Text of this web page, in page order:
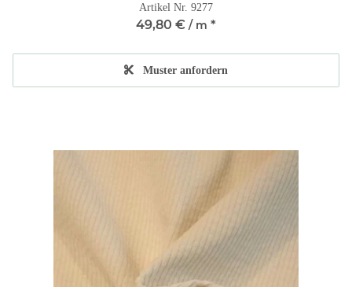
Artikel Nr. 9277
49,80 € / m *
Muster anfordern